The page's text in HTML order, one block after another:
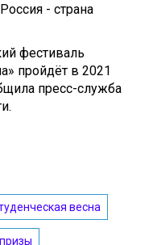
- страна
фестиваль
пройдёт в 2021
пресс-служба
весна